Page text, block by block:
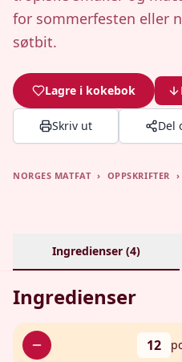
for sommerfesten eller
søtbit.
Lagre i kokebok
Skriv ut Del
NORGES MATFAT › OPPSKRIFTER ›
Ingredienser (4)
Ingredienser
12